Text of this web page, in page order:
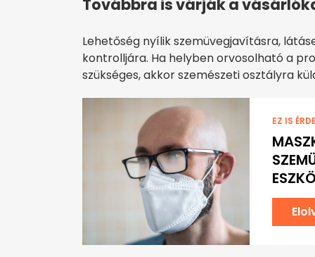
Továbbra is várják a
Lehetőség nyílik szemüvegjavításra,
kontrolljára. Ha helyben orvosolható a
szükséges, akkor szemészeti osztályra
EZ IS